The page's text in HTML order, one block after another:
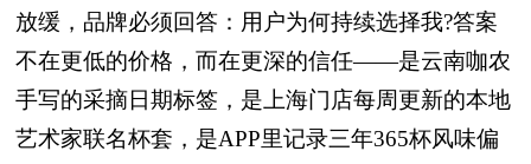
放缓，品牌必须回答：用户为何持续选择我?答案
不在更低的价格，而在更深的信任——是云南咖农
手写的采摘日期标签，是上海门店每周更新的本地
艺术家联名杯套，是APP里记录三年365杯风味偏